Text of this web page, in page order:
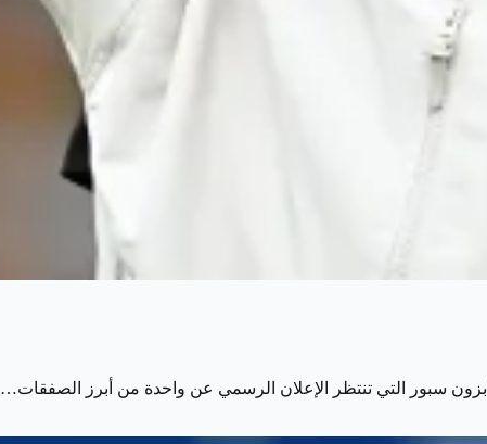
سبور التي تنتظر الإعلان الرسمي عن واحدة من أبرز الصفقات…